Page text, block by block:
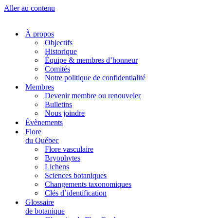
Aller au contenu
À propos
Objectifs
Historique
Équipe & membres d’honneur
Comités
Notre politique de confidentialité
Membres
Devenir membre ou renouveler
Bulletins
Nous joindre
Évènements
Flore
du Québec
Flore vasculaire
Bryophytes
Lichens
Sciences botaniques
Changements taxonomiques
Clés d’identification
Glossaire
de botanique